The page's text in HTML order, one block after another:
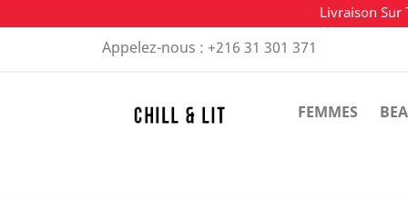
Livraison Sur
Appelez-nous : +216 31 301 371
FEMMES